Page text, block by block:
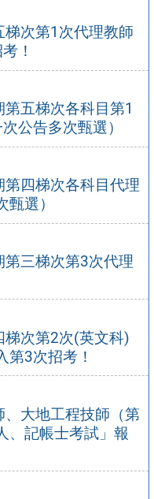
次第1次代理教師
！
五梯次各科目第1
公告多次甄選）
四梯次各科目代理
選）
三梯次第3次代理
次第2次(英文科)
第3次招考！
大地工程技師（第
、記帳士考試」報